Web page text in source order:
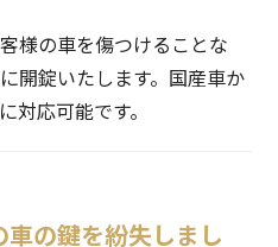
様の車を傷つけることな
開錠いたします。国産車か
対応可能です。
の鍵を紛失しまし